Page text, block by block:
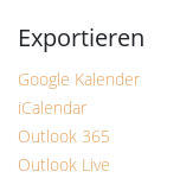
Google Kalender
iCalendar
Outlook 365
Outlook Live